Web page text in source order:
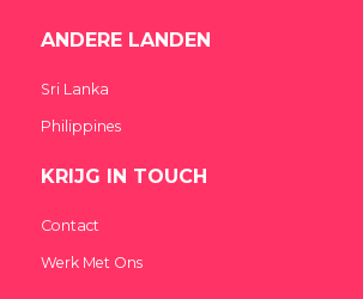
ANDERE LANDEN
Sri Lanka
Philippines
KRIJG IN TOUCH
Contact
Werk Met Ons
India Someday
For a free & immediate callback, enter